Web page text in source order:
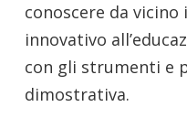
conoscere da
innovativo
con gli strumenti e
dimostrativa.